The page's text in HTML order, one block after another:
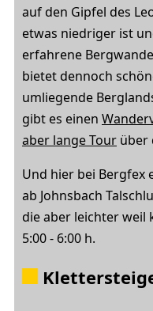
auf den Gipfel des
etwas niedriger ist
erfahrene
bietet dennoch
umliegende
gibt es einen
aber lange Tour über
Und hier bei Bergfex
ab Johnsbach
die aber leichter weil
5:00 - 6:00 h.